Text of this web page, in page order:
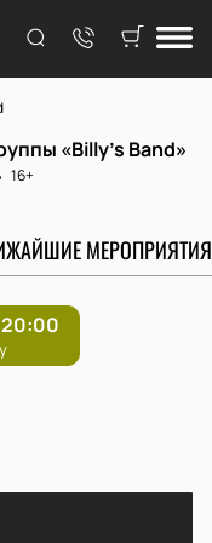
«Billy’s Band»
16+
МЕРОПРИЯТИЯ